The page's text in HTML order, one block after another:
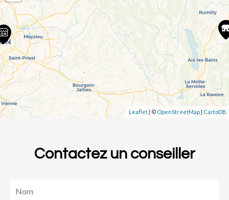
Leaflet | © OpenStreetMap | CartoDB
Contactez un conseiller